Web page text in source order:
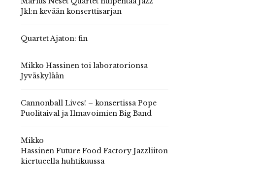
Jkl:n kevään konserttisarjan
Quartet Ajaton: fin
Mikko Hassinen toi laboratorionsa
Jyväskylään
Cannonball Lives! – konsertissa Pope
Puolitaival ja Ilmavoimien Big Band
Mikko
Hassinen Future Food Factory Jazzliiton
kiertueella huhtikuussa